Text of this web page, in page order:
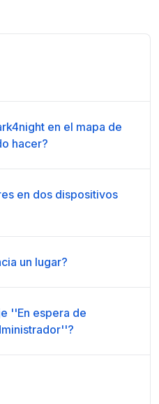
en el mapa de
hacer?
en dos dispositivos
un lugar?
''En espera de